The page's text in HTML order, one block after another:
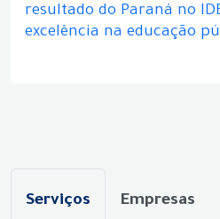
resultado do Paraná no
excelência na educação
Serviços Empresas